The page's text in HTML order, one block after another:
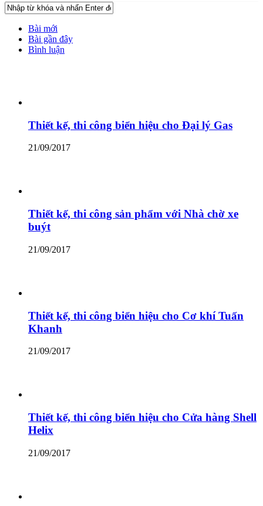
Bài mới
Bài gần đây
Bình luận
Thiết kế, thi công biển hiệu cho Đại lý Gas
21/09/2017
Thiết kế, thi công sản phẩm với Nhà chờ xe
buýt
21/09/2017
Thiết kế, thi công biển hiệu cho Cơ khí Tuấn
Khanh
21/09/2017
Thiết kế, thi công biển hiệu cho Cửa hàng Shell
Helix
21/09/2017